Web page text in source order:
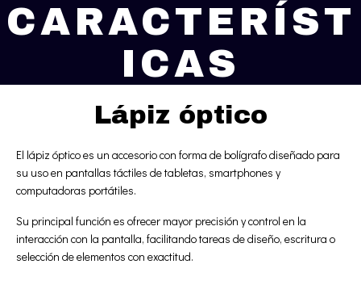
CARACTERÍST
ICAS
Lápiz óptico
El lápiz óptico es un accesorio con forma de bolígrafo diseñado para
su uso en pantallas táctiles de tabletas, smartphones y
computadoras portátiles.
Su principal función es ofrecer mayor precisión y control en la
interacción con la pantalla, facilitando tareas de diseño, escritura o
selección de elementos con exactitud.